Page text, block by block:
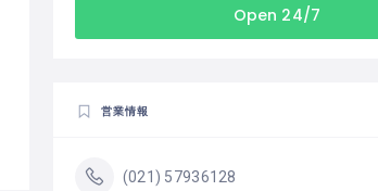
Open 24/7
営業情報
(021) 57936128